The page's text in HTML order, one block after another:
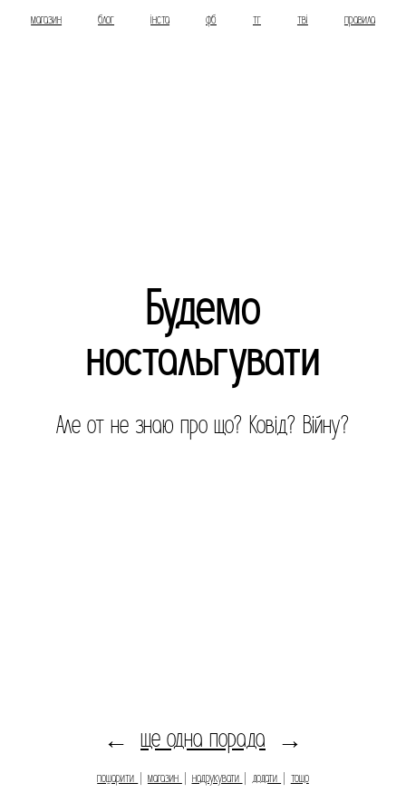
магазин блог інста фб тг тві правила
Будемо
ностальгувати
Але от не знаю про що? Ковід? Війну?
← ще одна порада →
пошарити магазин надрукувати додати тощо